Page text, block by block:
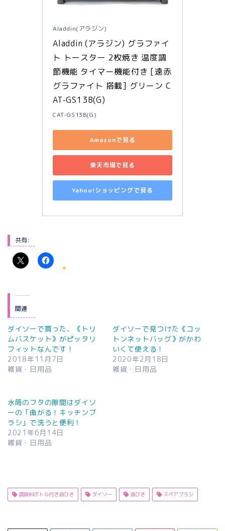
Aladdin(アラジン)
Aladdin (アラジン) グラファイ
ト トースター 2枚焼き 温度調
節機能 タイマー機能付き [遠赤
グラファイト 搭載] グリーン C
AT-GS13B(G)
CAT-GS13B(G)
Amazonで見る
楽天市場で見る
Yahoo!ショッピングで見る
共有:
関連
ダイソーで買った、《トリ
ムバスケット》がピッタリ
フィットなんです！
2018年11月7日
雑貨・日用品
ダイソーで見つけた《コッ
トンネットバッグ》がかわ
いくて使える！
2020年2月18日
雑貨・日用品
水筒のフタの隙間はダイソ
ーの「曲がる！キッチンブ
ラシ」で洗うと便利！
2021年6月14日
雑貨・日用品
調味料ボトル付き油ひき ダイソー 油ひき スペアブラシ